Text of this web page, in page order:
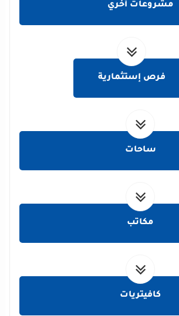
مشروعات أخري
فرص إستثمارية
ساحات
مكاتب
كافيتريات